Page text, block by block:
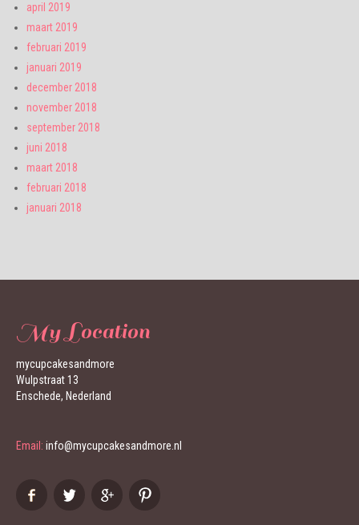
april 2019
maart 2019
februari 2019
januari 2019
december 2018
november 2018
september 2018
juni 2018
maart 2018
februari 2018
januari 2018
My Location
mycupcakesandmore
Wulpstraat 13
Enschede, Nederland
Email: info@mycupcakesandmore.nl